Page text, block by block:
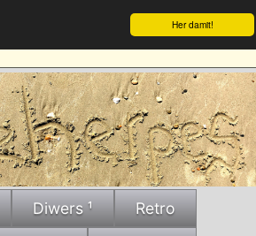
Her damit!
Diwers ¹ Retro